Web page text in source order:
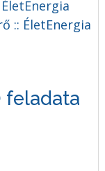
feladata